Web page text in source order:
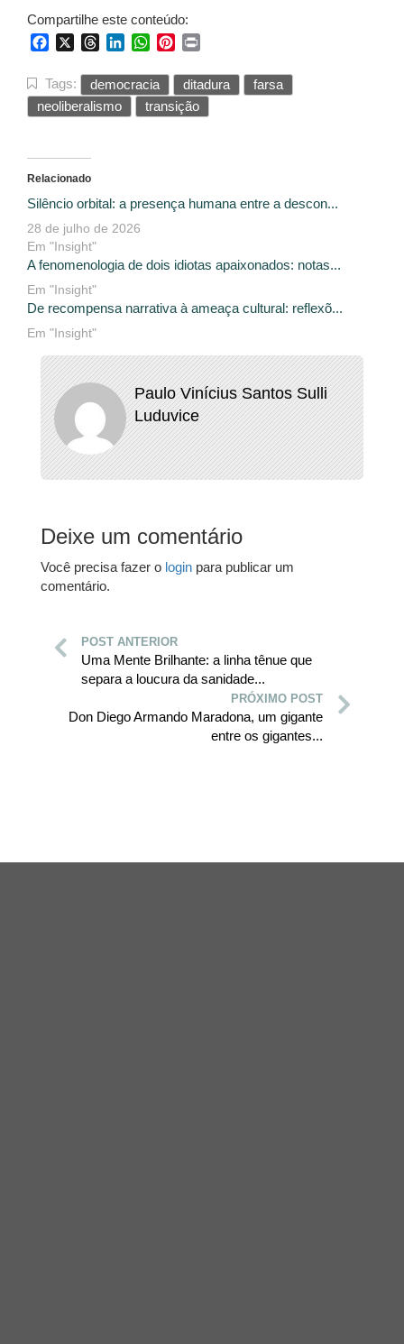
Compartilhe este conteúdo:
FacebookThreadsLinkedInWhatsApp
Pinterest
Tags: democracia ditadura
farsa
neoliberalismo
transição
Relacionado
Silêncio orbital: a presença humana entre a descon...
28 de julho de 2026
Em "Insight"
A fenomenologia de dois idiotas apaixonados: notas...
Em "Insight"
De recompensa narrativa à ameaça cultural: reflexõ...
Em "Insight"
Paulo Vinícius Santos Sulli
Luduvice
Deixe um comentário
Você precisa fazer o login para publicar um
comentário.
POST ANTERIOR
Uma Mente Brilhante: a linha tênue que
separa a loucura da sanidade...
PRÓXIMO POST
Don Diego Armando Maradona, um gigante
entre os gigantes...